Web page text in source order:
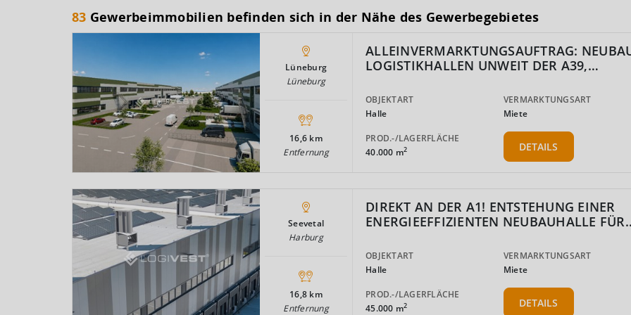
83 Gewerbeimmobilien befinden sich in der Nähe des Gewerbegebietes
Lüneburg
Lüneburg
16,6 km
Entfernung
ALLEINVERMARKTUNGSAUFTRAG:
LOGISTIKHALLEN UNWEIT DER A39,…
OBJEKTART
Halle
VERMARKTUNGSART
Miete
PROD.-/LAGERFLÄCHE
40.000 m2 DETAILS
Seevetal
Harburg
16,8 km
Entfernung
DIREKT AN DER A1! ENTSTEHUNG EINER
ENERGIEEFFIZIENTEN NEUBAUHALLE
OBJEKTART
Halle
VERMARKTUNGSART
Miete
PROD.-/LAGERFLÄCHE
45.000 m2 DETAILS